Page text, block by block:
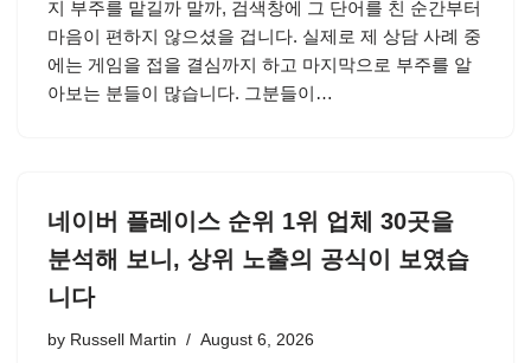
지 부주를 맡길까 말까, 검색창에 그 단어를 친 순간부터
마음이 편하지 않으셨을 겁니다. 실제로 제 상담 사례 중
에는 게임을 접을 결심까지 하고 마지막으로 부주를 알
아보는 분들이 많습니다. 그분들이…
네이버 플레이스 순위 1위 업체 30곳을
분석해 보니, 상위 노출의 공식이 보였습
니다
by Russell Martin August 6, 2026